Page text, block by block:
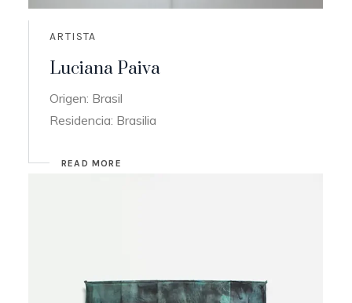
ARTISTA
Luciana Paiva
Origen: Brasil
Residencia: Brasilia
READ MORE